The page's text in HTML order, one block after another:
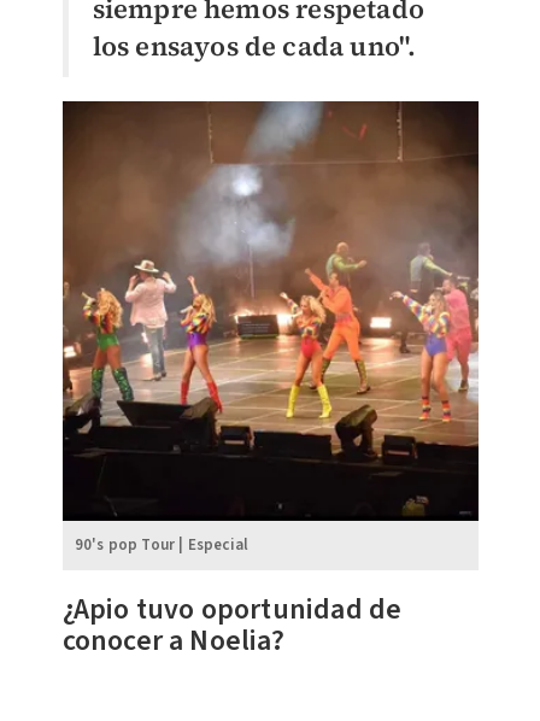
siempre hemos respetado
los ensayos de cada uno".
90's pop Tour | Especial
¿Apio tuvo oportunidad de
conocer a Noelia?